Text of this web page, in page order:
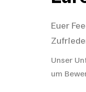
Euer
Unser
um